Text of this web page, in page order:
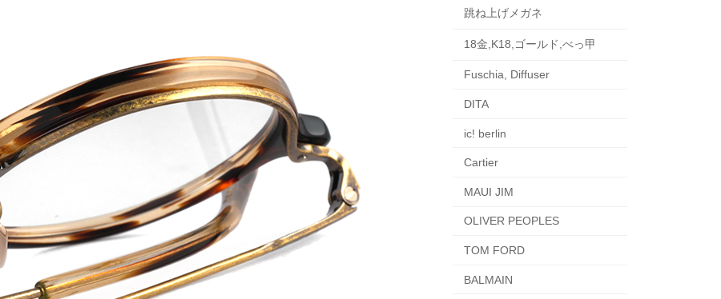
跳ね上げメガネ
18金,K18,ゴールド,べっ甲
Fuschia, Diffuser
DITA
ic! berlin
Cartier
MAUI JIM
OLIVER PEOPLES
TOM FORD
BALMAIN